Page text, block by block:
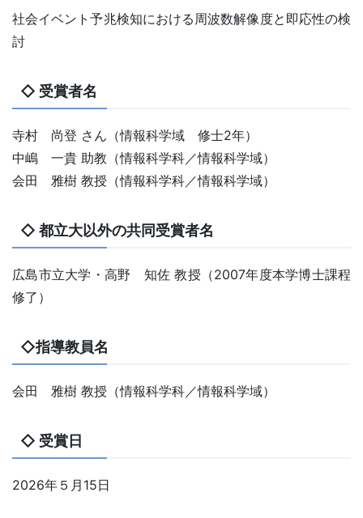
社会イベント予兆検知における周波数解像度と即応性の検
討
◇ 受賞者名
寺村 尚登 さん（情報科学域 修士2年）
中嶋 一貴 助教（情報科学科／情報科学域）
会田 雅樹 教授（情報科学科／情報科学域）
◇ 都立大以外の共同受賞者名
広島市立大学・高野 知佐 教授（2007年度本学博士課程
修了）
◇指導教員名
会田 雅樹 教授（情報科学科／情報科学域）
◇ 受賞日
2026年５月15日